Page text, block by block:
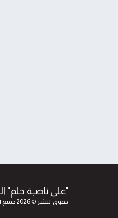
"على ناصية حلم"
حقوق النشر © 2026 جميع الحقوق محفوظة